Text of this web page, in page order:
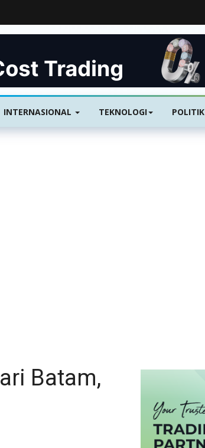
INTERNASIONAL TEKNOLOGI POLITIK
Batam,